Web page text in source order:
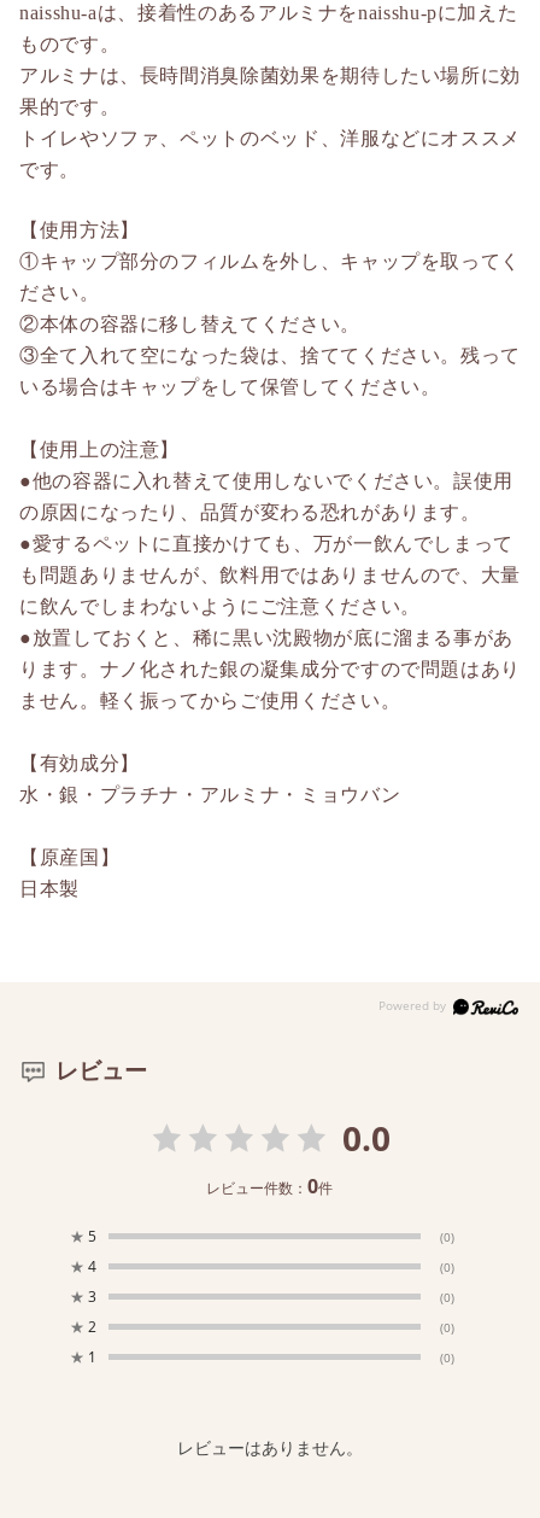
naisshu-aは、接着性のあるアルミナをnaisshu-pに加えた
ものです。
アルミナは、長時間消臭除菌効果を期待したい場所に効
果的です。
トイレやソファ、ペットのベッド、洋服などにオススメ
です。
【使用方法】
①キャップ部分のフィルムを外し、キャップを取ってく
ださい。
②本体の容器に移し替えてください。
③全て入れて空になった袋は、捨ててください。残って
いる場合はキャップをして保管してください。
【使用上の注意】
●他の容器に入れ替えて使用しないでください。誤使用
の原因になったり、品質が変わる恐れがあります。
●愛するペットに直接かけても、万が一飲んでしまって
も問題ありませんが、飲料用ではありませんので、大量
に飲んでしまわないようにご注意ください。
●放置しておくと、稀に黒い沈殿物が底に溜まる事があ
ります。ナノ化された銀の凝集成分ですので問題はあり
ません。軽く振ってからご使用ください。
【有効成分】
水・銀・プラチナ・アルミナ・ミョウバン
【原産国】
日本製
レビュー
0.0
レビュー件数：0件
★ 5 (0)
★ 4 (0)
★ 3 (0)
★ 2 (0)
★ 1 (0)
レビューはありません。